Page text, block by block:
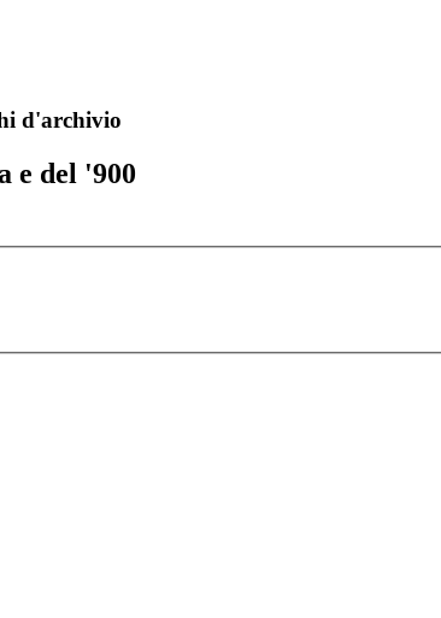
d'archivio
e del '900